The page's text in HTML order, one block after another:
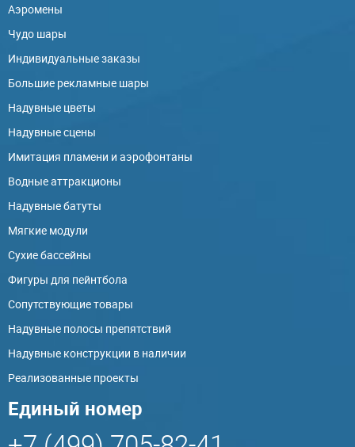
Аэромены
Чудо шары
Индивидуальные заказы
Большие рекламные шары
Надувные цветы
Надувные сцены
Имитация пламени и аэрофонтаны
Водные аттракционы
Надувные батуты
Мягкие модули
Сухие бассейны
Фигуры для пейнтбола
Сопутствующие товары
Надувные полосы препятствий
Надувные конструкции в наличии
Реализованные проекты
Единый номер